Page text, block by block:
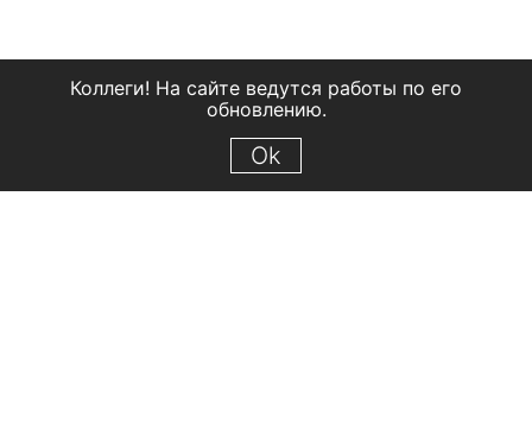
Коллеги! На сайте ведутся работы по его
обновлению.
Ok